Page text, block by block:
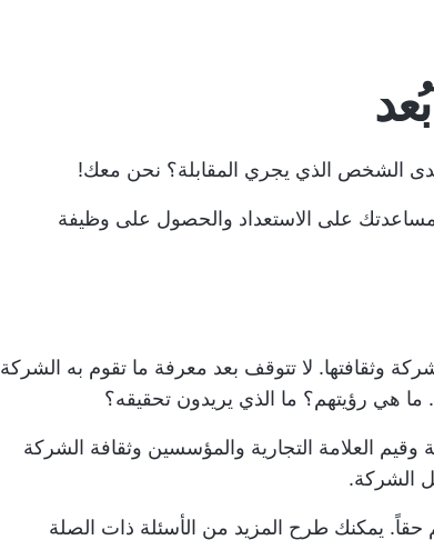
لدى الشخص الذي يجري المقابلة؟ نحن معك!
على الاستعداد والحصول على وظيفة
وثقافتها. لا تتوقف بعد معرفة ما تقوم به الشركة
هي رؤيتهم؟ ما الذي يريدون تحقيقه؟
العلامة التجارية والمؤسسين وثقافة الشركة
الشركة.
يمكنك طرح المزيد من الأسئلة ذات الصلة